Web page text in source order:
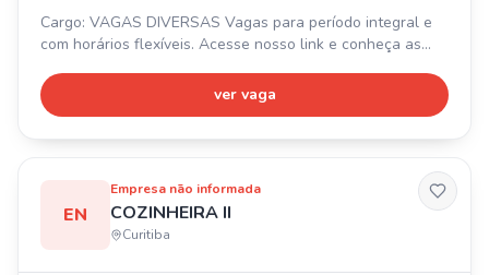
Cargo: VAGAS DIVERSAS Vagas para período integral e
com horários flexíveis. Acesse nosso link e conheça as
ver vaga
EN
Empresa não informada
COZINHEIRA II
Curitiba